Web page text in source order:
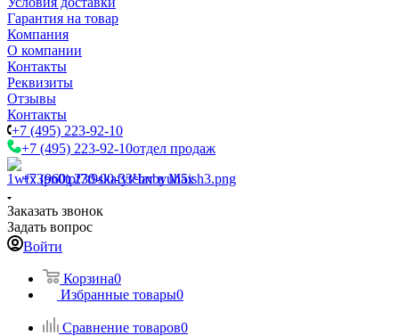
Гарантия на товар
Компания
О компании
Контакты
Реквизиты
Отзывы
Контакты
+7 (495) 223-92-10
+7 (495) 223-92-10отдел продаж
+7 (960) 230-00-33Чат в Max
Заказать звонок
Задать вопрос
Войти
Корзина0
Избранные товары0
Сравнение товаров0